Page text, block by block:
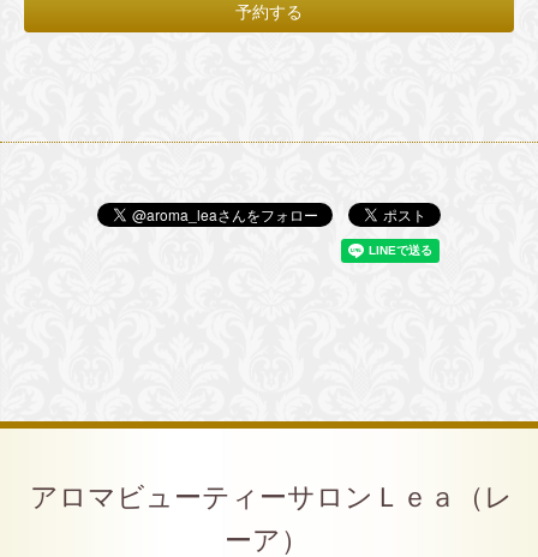
アロマビューティーサロンＬｅａ（レ
ーア）